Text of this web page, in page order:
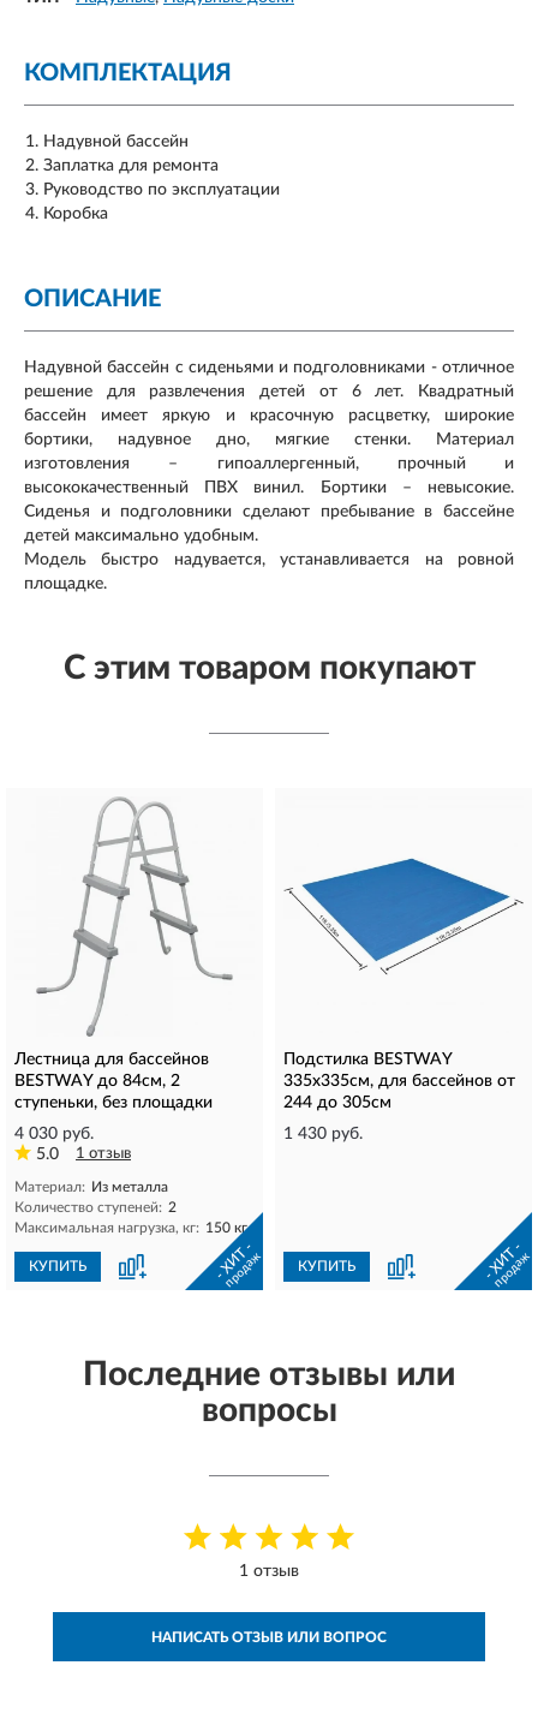
КОМПЛЕКТАЦИЯ
Надувной бассейн
Заплатка для ремонта
Руководство по эксплуатации
Коробка
ОПИСАНИЕ
Надувной бассейн с сиденьями и подголовниками - отличное
решение для развлечения детей от 6 лет. Квадратный
бассейн имеет яркую и красочную расцветку, широкие
бортики, надувное дно, мягкие стенки. Материал
изготовления – гипоаллергенный, прочный и
высококачественный ПВХ винил. Бортики – невысокие.
Сиденья и подголовники сделают пребывание в бассейне
детей максимально удобным.
Модель быстро надувается, устанавливается на ровной
площадке.
С этим товаром покупают
Лестница для бассейнов
BESTWAY до 84см, 2
ступеньки, без площадки
4 030 руб.
5.0
1 отзыв
Материал: Из металла
Количество ступеней: 2
Максимальная нагрузка, кг: 150 кг
КУПИТЬ - ХИТ -
продаж
Подстилка BESTWAY
335х335см, для бассейнов от
244 до 305см
1 430 руб.
КУПИТЬ - ХИТ -
продаж
Последние отзывы или
вопросы
1 отзыв
НАПИСАТЬ ОТЗЫВ ИЛИ ВОПРОС